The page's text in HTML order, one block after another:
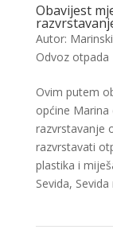
Obavijest
Autor:
Odvoz otpada
Ovim putem
općine Marina
razvrstavanje
razvrstavati
plastika i
Sevida, Sevida